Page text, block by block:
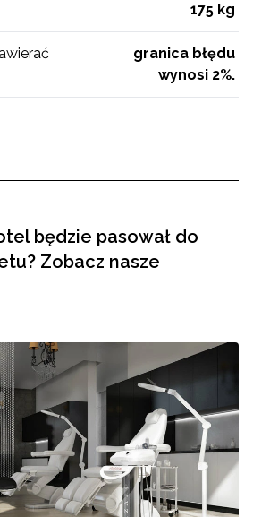
175 kg
granica błędu
wynosi 2%.
będzie pasował do
Zobacz nasze